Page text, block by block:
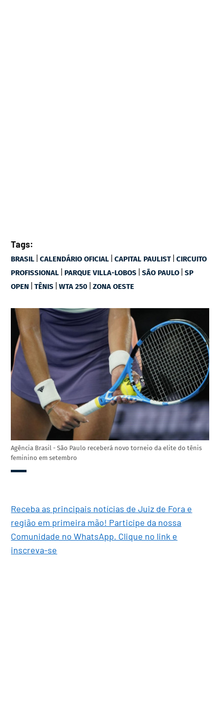
Tags:
BRASIL |CALENDÁRIO OFICIAL |CAPITAL PAULIST |CIRCUITO
PROFISSIONAL | PARQUE VILLA-LOBOS |SÃO PAULO |SP
OPEN |TÊNIS |WTA 250 |ZONA OESTE
Agência Brasil - São Paulo receberá novo torneio da elite do tênis
feminino em setembro
Receba as principais notícias de Juiz de Fora e
região em primeira mão! Participe da nossa
Comunidade no WhatsApp. Clique no link e
inscreva-se